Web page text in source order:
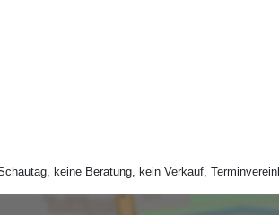
keine Beratung, kein Verkauf,